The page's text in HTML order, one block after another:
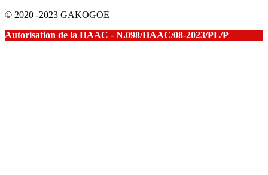
© 2020 -2023 GAKOGOE
Autorisation de la HAAC - N.098/HAAC/08-2023/PL/P